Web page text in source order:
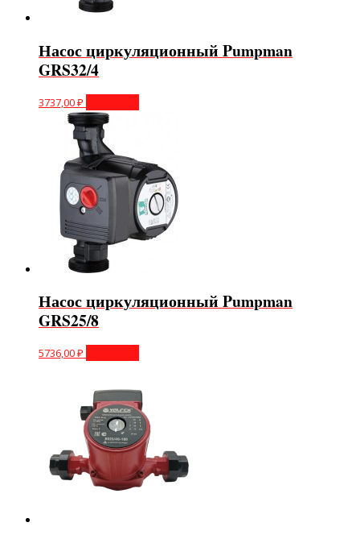
Насос циркуляционный Pumpman
GRS32/4
3737,00₽
Насос циркуляционный Pumpman
GRS25/8
5736,00₽